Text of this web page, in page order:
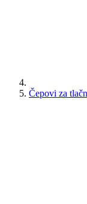
Čepovi za